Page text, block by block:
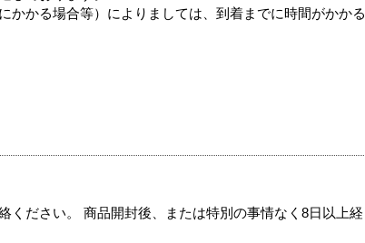
かかる場合等）によりましては、到着までに時間がかかる
ください。 商品開封後、または特別の事情なく8日以上経